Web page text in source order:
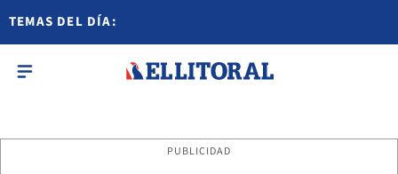
TEMAS DEL DÍA:
PUBLICIDAD